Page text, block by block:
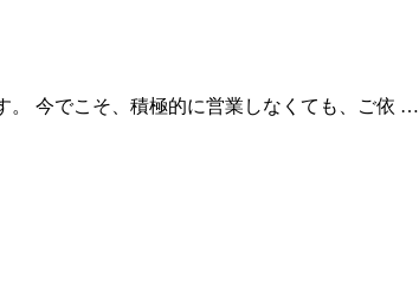
。 今でこそ、積極的に営業しなくても、ご依 …